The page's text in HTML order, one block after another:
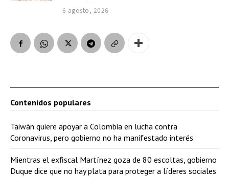
6 agosto, 2026
Contenidos populares
Taiwán quiere apoyar a Colombia en lucha contra
Coronavirus, pero gobierno no ha manifestado interés
Mientras el exfiscal Martínez goza de 80 escoltas, gobierno
Duque dice que no hay plata para proteger a líderes sociales